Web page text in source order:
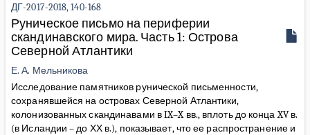
ДГ-2017-2018, 140-168
Руническое письмо на периферии
скандинавского мира. Часть 1: Острова
Северной Атлантики
Е. А. Мельникова
Исследование памятников рунической письменности,
сохранявшейся на островах Северной Атлантики,
колонизованных скандинавами в IX–X вв., вплоть до конца XV в.
(в Исландии – до ХХ в.), показывает, что ее распространение и